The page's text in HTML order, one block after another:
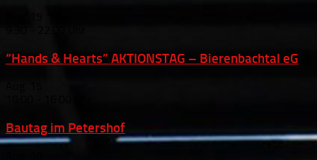
“Hands & Hearts” AKTIONSTAG – Bierenbachtal eG
Bautag im Petershof